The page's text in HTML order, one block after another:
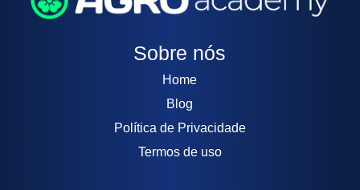
Sobre nós
Home
Blog
Política de Privacidade
Termos de uso